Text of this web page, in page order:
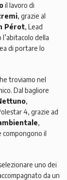
il lavoro di
, grazie al
Pérot, Lead
della
di portare lo
troviamo nel
Dal bagliore
,
4, grazie ad
,
compongono il
uno dei
da un